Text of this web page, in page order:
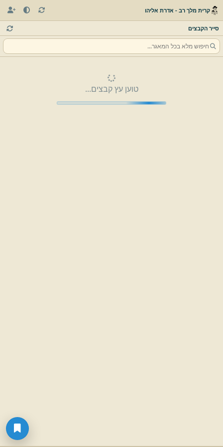
קרית מלך רב - אדרת אליהו
סייר הקבצים
טוען עץ קבצים...